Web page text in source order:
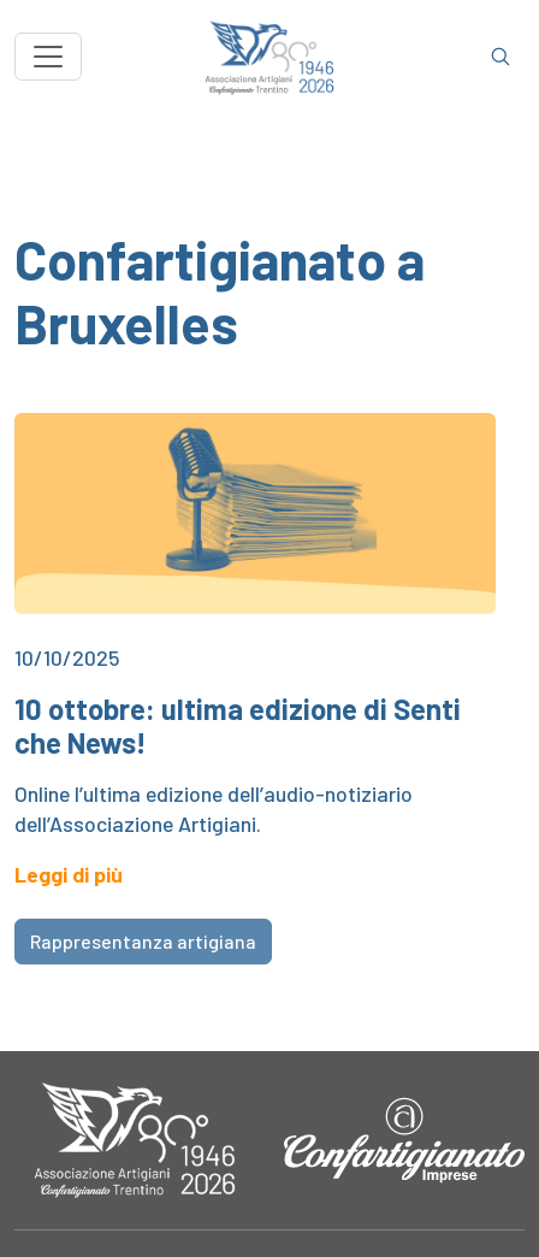
Confartigianato a
Bruxelles
10/10/2025
10 ottobre: ultima edizione di Senti
che News!
Online l’ultima edizione dell’audio-notiziario
dell’Associazione Artigiani.
Leggi di più
Rappresentanza artigiana